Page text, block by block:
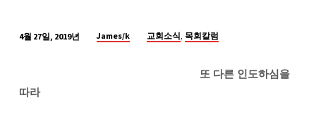
른
인
4월 27일, 2019년 James/k 교회소식,목회칼럼
또 다른 인도하심을
따라